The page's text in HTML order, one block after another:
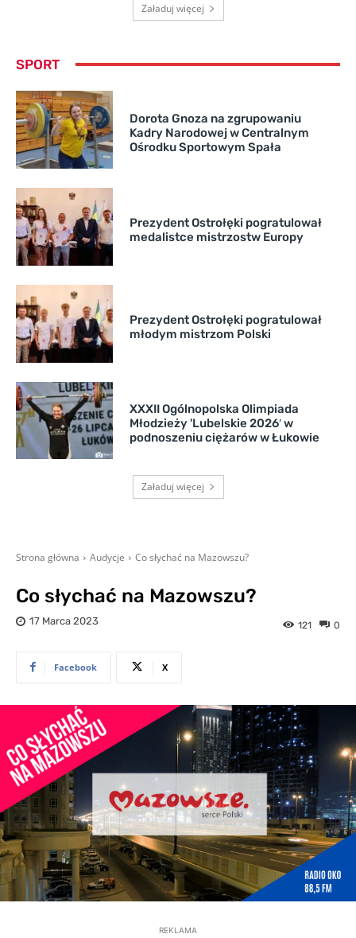
Załaduj więcej
SPORT
Dorota Gnoza na zgrupowaniu
Kadry Narodowej w Centralnym
Ośrodku Sportowym Spała
Prezydent Ostrołęki pogratulował
medalistce mistrzostw Europy
Prezydent Ostrołęki pogratulował
młodym mistrzom Polski
XXXII Ogólnopolska Olimpiada
Młodzieży 'Lubelskie 2026′ w
podnoszeniu ciężarów w Łukowie
Załaduj więcej